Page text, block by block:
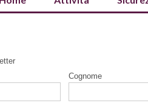
Cognome